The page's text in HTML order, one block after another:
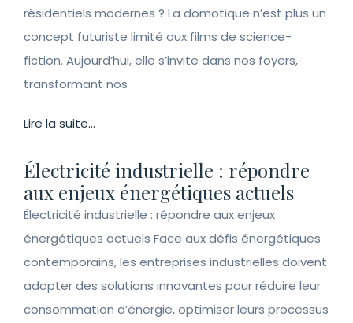
résidentiels modernes ? La domotique n’est plus un
concept futuriste limité aux films de science-
fiction. Aujourd’hui, elle s’invite dans nos foyers,
transformant nos
Lire la suite...
Électricité industrielle : répondre
aux enjeux énergétiques actuels
Électricité industrielle : répondre aux enjeux
énergétiques actuels Face aux défis énergétiques
contemporains, les entreprises industrielles doivent
adopter des solutions innovantes pour réduire leur
consommation d’énergie, optimiser leurs processus